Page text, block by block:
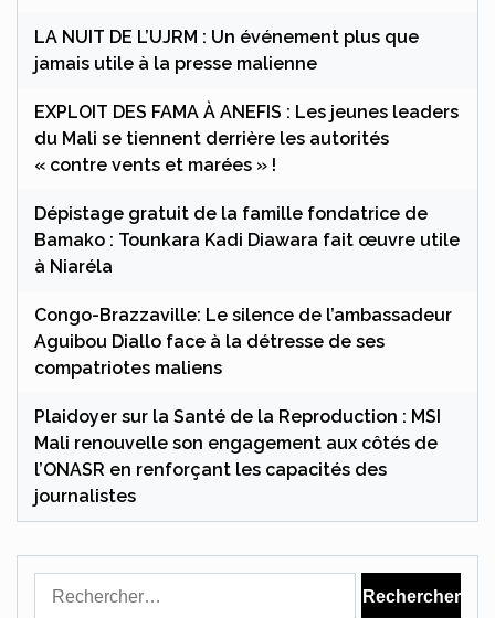
LA NUIT DE L’UJRM : Un événement plus que
jamais utile à la presse malienne
EXPLOIT DES FAMA À ANEFIS : Les jeunes leaders
du Mali se tiennent derrière les autorités
« contre vents et marées » !
Dépistage gratuit de la famille fondatrice de
Bamako : Tounkara Kadi Diawara fait œuvre utile
à Niaréla
Congo-Brazzaville: Le silence de l’ambassadeur
Aguibou Diallo face à la détresse de ses
compatriotes maliens
Plaidoyer sur la Santé de la Reproduction : MSI
Mali renouvelle son engagement aux côtés de
l’ONASR en renforçant les capacités des
journalistes
Rechercher :